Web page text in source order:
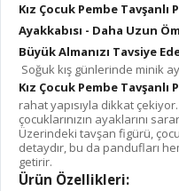
Kız Çocuk Pembe Tavşanlı
Ayakkabısı - Daha Uzun
Büyük Almanızı Tavsiye
Soğuk kış günlerinde minik
Kız Çocuk Pembe Tavşanlı
rahat yapısıyla dikkat
çocuklarınızın ayaklarını
Üzerindeki tavşan figürü,
detaydır, bu da pandufları
getirir.
Ürün Özellikleri: